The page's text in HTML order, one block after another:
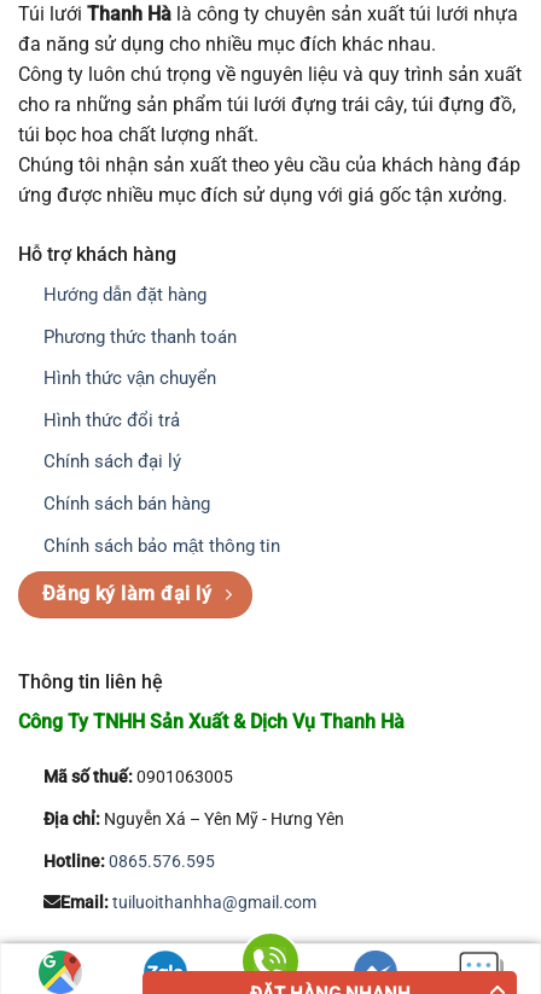
Túi lưới Thanh Hà là công ty chuyên sản xuất túi lưới nhựa
đa năng sử dụng cho nhiều mục đích khác nhau.
Công ty luôn chú trọng về nguyên liệu và quy trình sản xuất
cho ra những sản phẩm túi lưới đựng trái cây, túi đựng đồ,
túi bọc hoa chất lượng nhất.
Chúng tôi nhận sản xuất theo yêu cầu của khách hàng đáp
ứng được nhiều mục đích sử dụng với giá gốc tận xưởng.
Hỗ trợ khách hàng
Hướng dẫn đặt hàng
Phương thức thanh toán
Hình thức vận chuyển
Hình thức đổi trả
Chính sách đại lý
Chính sách bán hàng
Chính sách bảo mật thông tin
Đăng ký làm đại lý
Thông tin liên hệ
Công Ty TNHH Sản Xuất & Dịch Vụ Thanh Hà
Mã số thuế:0901063005
Địa chỉ:Nguyễn Xá – Yên Mỹ - Hưng Yên
Hotline:0865.576.595
Email:tuiluoithanhha@gmail.com
Copyright 2026 © Công Ty TNHH Sản Xuất & Dịch Vụ Thanh Hà